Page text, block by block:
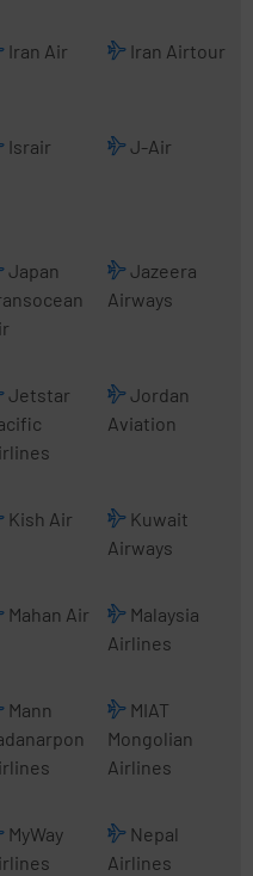
Iran Air Iran Airtour
Israir J-Air
Japan
Jazeera
Airways
Jetstar
Jordan
Aviation
Kish Air
Kuwait
Airways
Mahan Air
Malaysia
Airlines
Mann
MIAT
Mongolian
Airlines
MyWay
Nepal
Airlines